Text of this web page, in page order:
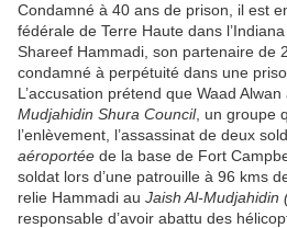
Condamné à 40 ans de prison, il est
fédérale de Terre Haute dans
Shareef Hammadi, son partenaire de
condamné à perpétuité dans une
L’accusation prétend que Waad
Mudjahidin Shura Council, un groupe
l’enlèvement, l’assassinat de deux
aéroportée de la base de Fort
soldat lors d’une patrouille à 96 kms
relie Hammadi au Jaish Al-Mudjahidin
responsable d’avoir abattu des